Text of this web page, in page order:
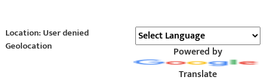
Location: User denied
Geolocation
Powered by
Translate